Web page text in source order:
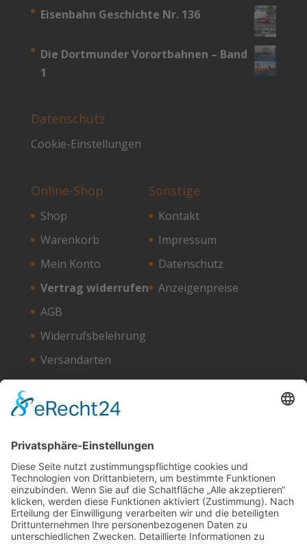
Eisenbahn Geschichte Nr. 136
Die Dortmunder Vorortbahnen – Band
1
Datenschutz
Cookie-Einstellungen
Online-Shop
Shop
Warenkorb
Mein Konto
Vertrag widerrufen
AGB
Widerrufsbelehrung
Versandarten
Zahlungsarten
Sonstige
Kontakt
Impressum
Datenschutz
Anzeigenpreise